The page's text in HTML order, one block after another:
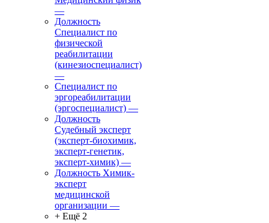
—
Должность
Специалист по
физической
реабилитации
(кинезиоспециалист)
—
Специалист по
эргореабилитации
(эргоспециалист) —
Должность
Судебный эксперт
(эксперт-биохимик,
эксперт-генетик,
эксперт-химик) —
Должность Химик-
эксперт
медицинской
организации —
+ Ещё 2